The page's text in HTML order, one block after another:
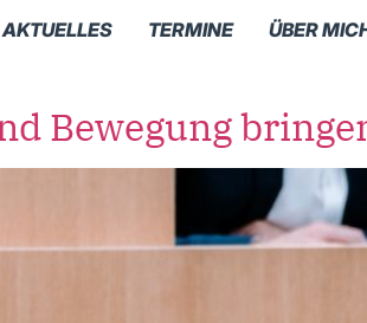
AKTUELLES TERMINE ÜBER
Bewegung